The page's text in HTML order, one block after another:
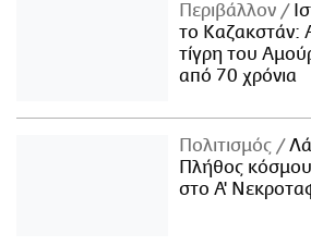
Περιβάλλον
το Καζακστάν:
τίγρη του
από 70 χρόνια
Πολιτισμός
Πλήθος
στο Α'